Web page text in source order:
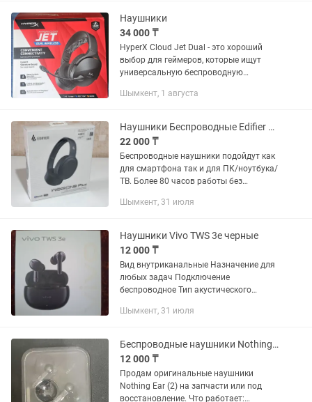
Наушники
34 000 ₸
HyperX Cloud Jet Dual - это хороший
выбор для геймеров, которые ищут
универсальную беспроводную
между устройствами и длительным
Шымкент, 1 августа
Наушники Беспроводные Edifier W820NB Plus
22 000 ₸
Беспроводные наушники подойдут как
для смартфона так и для ПК/ноутбука/
ТВ. Более 80 часов работы без
шумоподавление, мягкие приятные на
сборки...
Шымкент, 31 июля
Наушники Vivo TWS 3e черные
12 000 ₸
Вид внутриканальные Назначение для
любых задач Подключение
беспроводное Тип акустического
воспроизведения 20 Гц - 20000 Гц
дБ Вес 4.4...
Шымкент, 31 июля
Беспроводные наушники Nothing Ear (2) - НА ЗАПЧАСТИ
12 000 ₸
Продам оригинальные наушники
Nothing Ear (2) на запчасти или под
восстановление. Что работает: